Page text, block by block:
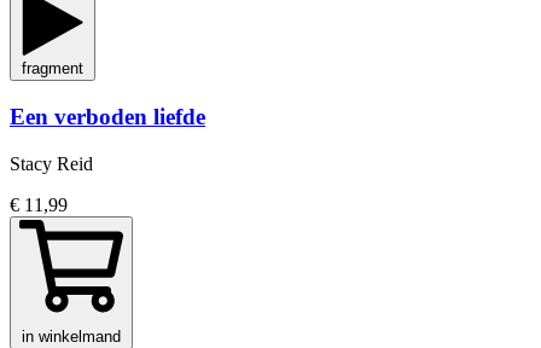
fragment
Een verboden liefde
Stacy Reid
€ 11,99
in winkelmand